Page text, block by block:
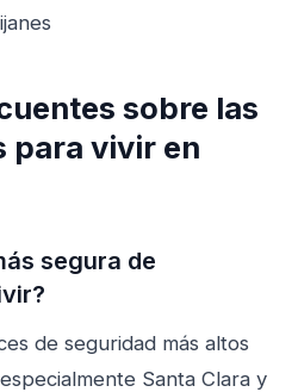
sobre las
para vivir en
segura de
de seguridad más altos
Santa Clara y